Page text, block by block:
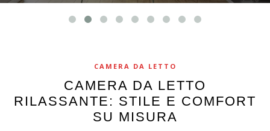
CAMERA DA LETTO
CAMERA DA LETTO
RILASSANTE: STILE E COMFORT
SU MISURA